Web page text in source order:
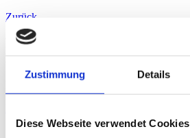
Zustimmung Details
Diese Webseite verwendet Cookies
Zurück
Pressekontakt
Brigitte Schultes